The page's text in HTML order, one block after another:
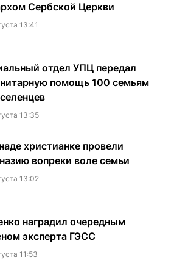
Сербской Церкви
13:41
отдел УПЦ передал
помощь 100 семьям
13:35
христианке провели
вопреки воле семьи
13:02
наградил очередным
эксперта ГЭСС
11:53